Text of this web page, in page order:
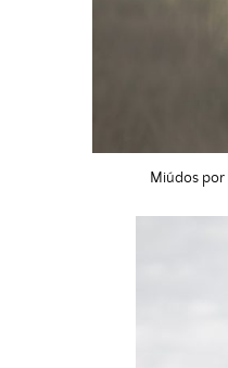
Miúdos por